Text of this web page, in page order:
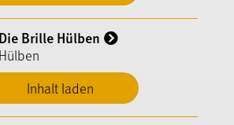
Inhalt laden
Die Brille Hülben
Hülben